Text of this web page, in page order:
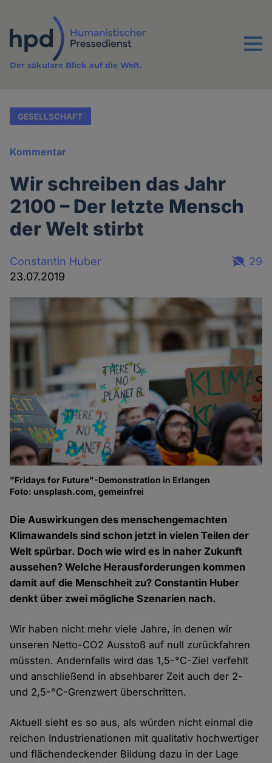
Inhalt
Menu
Der säkulare Blick auf die Welt.
GESELLSCHAFT
Kommentar
Wir schreiben das Jahr
2100 – Der letzte Mensch
der Welt stirbt
Constantin Huber
23.07.2019
29
"Fridays for Future"-Demonstration in Erlangen
Foto: unsplash.com, gemeinfrei
Die Auswirkungen des menschengemachten
Klimawandels sind schon jetzt in vielen Teilen der
Welt spürbar. Doch wie wird es in naher Zukunft
aussehen? Welche Herausforderungen kommen
damit auf die Menschheit zu? Constantin Huber
denkt über zwei mögliche Szenarien nach.
Wir haben nicht mehr viele Jahre, in denen wir
unseren Netto-CO2 Ausstoß auf null zurückfahren
müssten. Andernfalls wird das 1,5-°C-Ziel verfehlt
und anschließend in absehbarer Zeit auch der 2-
und 2,5-°C-Grenzwert überschritten.
Aktuell sieht es so aus, als würden nicht einmal die
reichen Industrienationen mit qualitativ hochwertiger
und flächendeckender Bildung dazu in der Lage